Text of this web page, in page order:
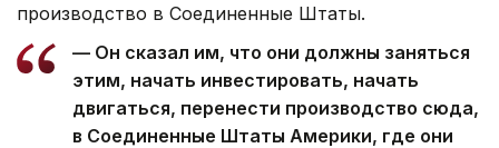
производство в Соединенные Штаты.
— Он сказал им, что они должны заняться
этим, начать инвестировать, начать
двигаться, перенести производство сюда,
в Соединенные Штаты Америки, где они